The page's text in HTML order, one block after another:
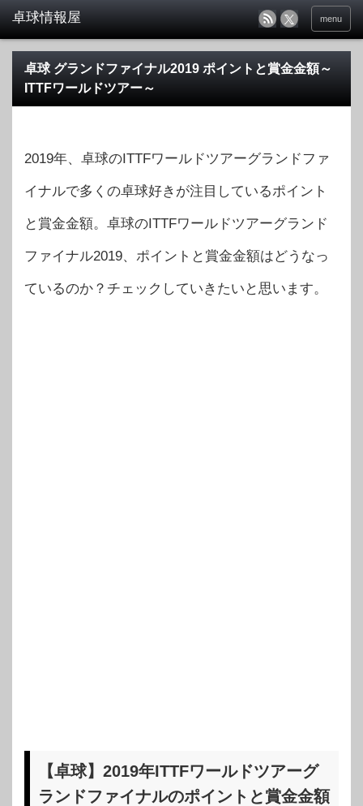
menu
卓球 グランドファイナル2019 ポイントと賞金金額～
ITTFワールドツアー～
2019年、卓球のITTFワールドツアーグランドファ
イナルで多くの卓球好きが注目しているポイント
と賞金金額。卓球のITTFワールドツアーグランド
ファイナル2019、ポイントと賞金金額はどうなっ
ているのか？チェックしていきたいと思います。
【卓球】2019年ITTFワールドツアーグ
ランドファイナルのポイントと賞金金額